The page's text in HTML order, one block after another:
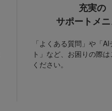
充実の
サポートメ
「よくある質問」や「
ト」など、お困りの際
ください。